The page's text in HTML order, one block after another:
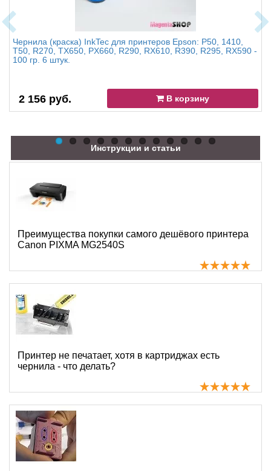
Чернила (краска) InkTec для принтеров Epson: P50, 1410,
T50, R270, TX650, PX660, R290, RX610, R390, R295, RX590 -
100 гр. 6 штук.
2 156 руб. В корзину
Инструкции и статьи
Преимущества покупки самого дешёвого принтера
Canon PIXMA MG2540S
Принтер не печатает, хотя в картриджах есть
чернила - что делать?